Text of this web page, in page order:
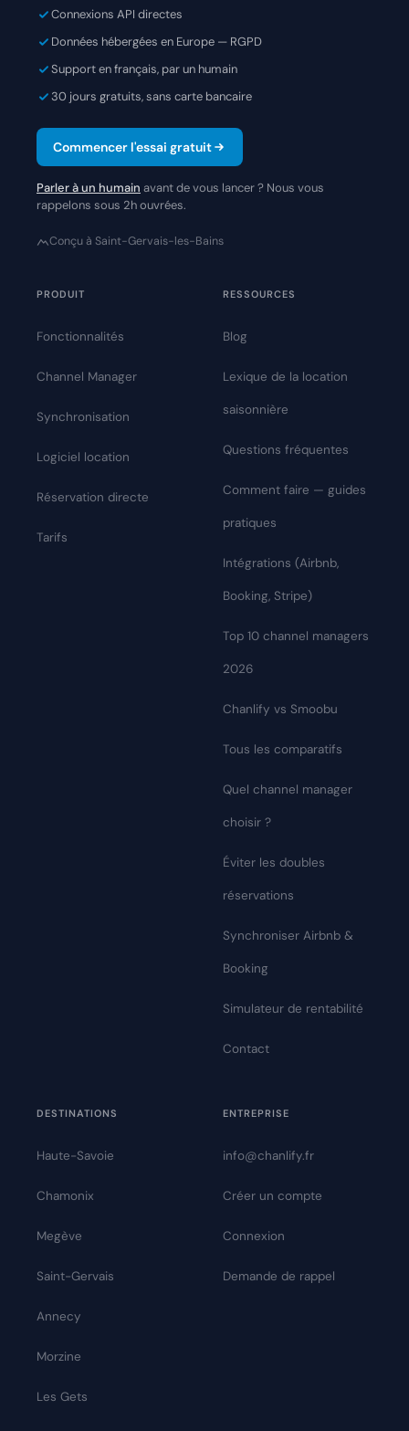
Connexions API directes
Données hébergées en Europe — RGPD
Support en français, par un humain
30 jours gratuits, sans carte bancaire
Commencer l'essai gratuit
Parler à un humain avant de vous lancer ? Nous vous
rappelons sous 2h ouvrées.
Conçu à Saint-Gervais-les-Bains
PRODUIT
Fonctionnalités
Channel Manager
Synchronisation
Logiciel location
Réservation directe
Tarifs
RESSOURCES
Blog
Lexique de la location
saisonnière
Questions fréquentes
Comment faire — guides
pratiques
Intégrations (Airbnb,
Booking, Stripe)
Top 10 channel managers
2026
Chanlify vs Smoobu
Tous les comparatifs
Quel channel manager
choisir ?
Éviter les doubles
réservations
Synchroniser Airbnb &
Booking
Simulateur de rentabilité
Contact
DESTINATIONS
Haute-Savoie
Chamonix
Megève
Saint-Gervais
Annecy
Morzine
Les Gets
ENTREPRISE
info@chanlify.fr
Créer un compte
Connexion
Demande de rappel